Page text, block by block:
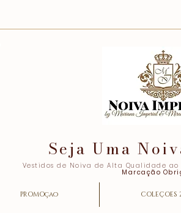
Seja Uma
Vestidos de Noiva de Alta Qualidade
Marcação
PROMOçao COLEÇOES